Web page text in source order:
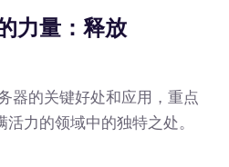
力量：释放
器的关键好处和应用，重点
活力的领域中的独特之处。